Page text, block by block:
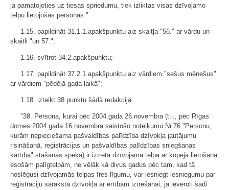
ja pamatojoties uz tiesas spriedumu, tiek izliktas visas dzīvojamo
telpu lietojošās personas."
1.15. papildināt 31.1.1.apakšpunktu aiz skaitļa "56." ar vārdu un
skaitli "un 57.";
1.16. svītrot 34.2.apakšpunktu;
1.17. papildināt 37.2.1.apakšpunktu aiz vārdiem "sešus mēnešus"
ar vārdiem "pēdējā gada laikā";
1.18. izteikt 38.punktu šādā redakcijā:
"38. Persona, kurai pēc 2004.gada 26.novembra (t.i., pēc Rīgas
domes 2004.gada 16.novembra saistošo noteikumu Nr.76 "Personu,
kurām nepieciešama pašvaldības palīdzība dzīvokļa jautājumu
risināšanā, reģistrācijas un pašvaldības palīdzības sniegšanas
kārtība" stāšanās spēkā) ir izīrēta dzīvojamā telpa ar kopējā lietošanā
esošām palīgtelpām, ne vēlāk kā divus gadus pēc tam, kad tā
noslēgusi dzīvojamās telpas īres līgumu, var iesniegt iesniegumu par
reģistrāciju sarakstā dzīvokļa ar ērtībām izīrēšanai, ja ievēroti šādi